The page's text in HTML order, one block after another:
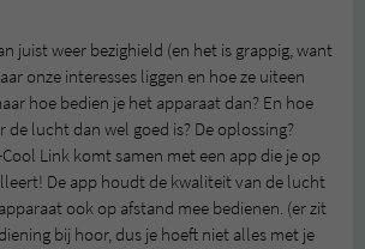
juist weer bezighield (en het is grappig, want
onze interesses liggen en hoe ze uiteen
hoe bedien je het apparaat dan? En hoe
de lucht dan wel goed is? De oplossing?
Link komt samen met een app die je op
De app houdt de kwaliteit van de lucht
ook op afstand mee bedienen. (er zit
bij hoor, dus je hoeft niet alles met je